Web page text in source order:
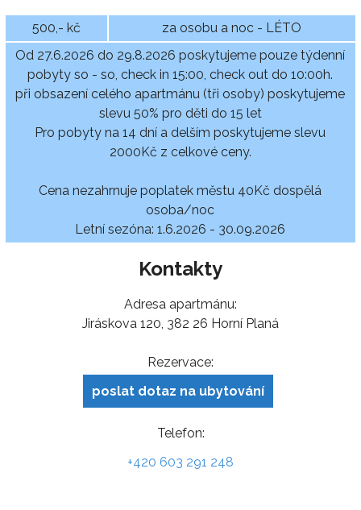
500,- kč
za osobu a noc - LÉTO
Od 27.6.2026 do 29.8.2026 poskytujeme pouze týdenní
pobyty so - so, check in 15:00, check out do 10:00h.
při obsazení celého apartmánu (tři osoby) poskytujeme
slevu 50% pro děti do 15 let
Pro pobyty na 14 dní a delším poskytujeme slevu
2000Kč z celkové ceny.
Cena nezahrnuje poplatek městu 40Kč dospělá
osoba/noc
Letní sezóna: 1.6.2026 - 30.09.2026
Kontakty
Adresa apartmánu:
Jiráskova 120, 382 26 Horní Planá
Rezervace:
poslat dotaz na ubytování
Telefon:
+420 603 291 248